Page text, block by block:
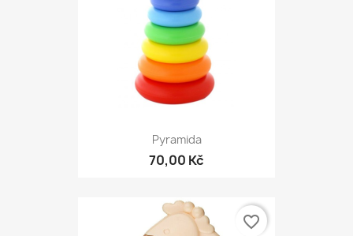
Pyramida
70,00 Kč
favorite_border